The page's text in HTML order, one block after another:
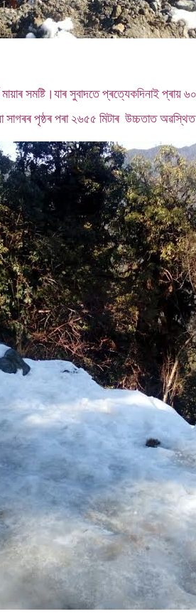
সমষ্টি।যাৰ সুবাদতে প্ৰত্যেকদিনাই প্ৰায়
পৃষ্ঠৰ পৰা ২৬৫৫ মিটাৰ উচ্চতাত